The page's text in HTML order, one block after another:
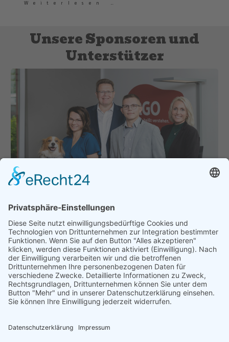
Weiterlesen …
Unsere Sponsoren und
Unterstützer
ERGO Bezirksdirektion Fabian Wienrich